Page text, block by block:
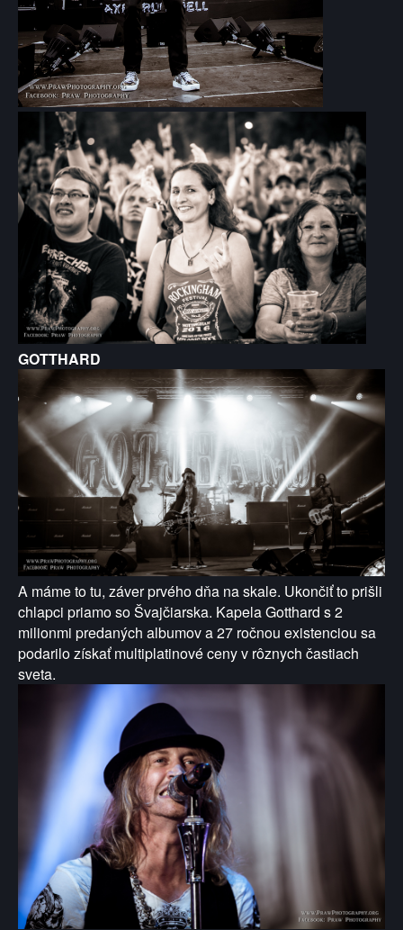
GOTTHARD
A máme to tu, záver prvého dňa na skale. Ukončiť to prišli
chlapci priamo so Švajčiarska. Kapela Gotthard s 2
milionmi predaných albumov a 27 ročnou existenciou sa
podarilo získať multiplatinové ceny v rôznych častiach
sveta.